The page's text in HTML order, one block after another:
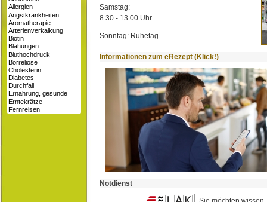
Samstag:
8.30 - 13.00 Uhr
Sonntag: Ruhetag
Informationen zum eRezept (Klick!)
Notdienst